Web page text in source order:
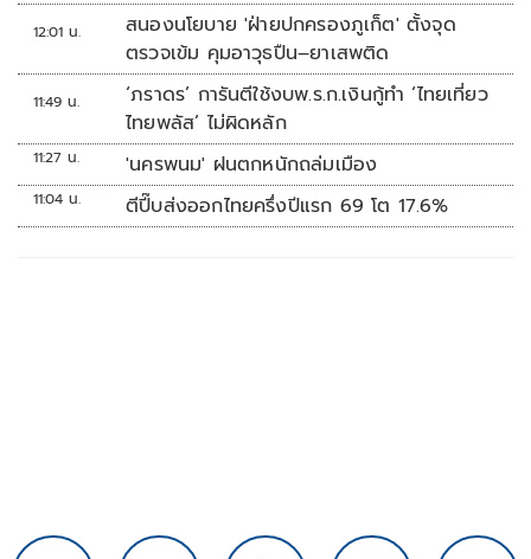
12:01 น.
สนองนโยบาย 'ฝ่ายปกครองภูเก็ต' ตั้งจุด
ตรวจเข้ม คุมอาวุธปืน–ยาเสพติด
11:49 น.
‘ภราดร’ การันตีใช้งบพ.ร.ก.เงินกู้ทำ ‘ไทยเที่ยว
ไทยพลัส’ ไม่ผิดหลัก
11:27 น. 'นครพนม' ฝนตกหนักถล่มเมือง
11:04 น. ตีปี๊บส่งออกไทยครึ่งปีแรก 69 โต 17.6%